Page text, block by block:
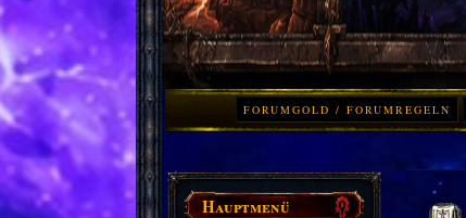
FORUMGOLD / FORUMREGELN
Hauptmenü